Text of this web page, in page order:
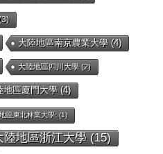
大陸地區南京農業大學(4)
大陸地區四川大學(2)
地區廈門大學(4)
區東北林業大學: (1)
陸地區浙江大學 (15)